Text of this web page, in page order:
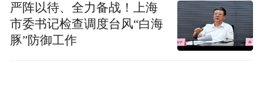
严阵以待、全力备战！上海
市委书记检查调度台风“白海
豚”防御工作